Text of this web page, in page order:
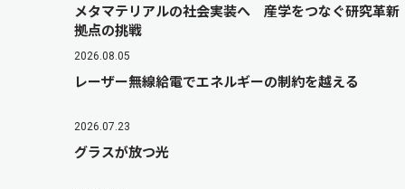
メタマテリアルの社会実装へ 産学をつなぐ研究革新
拠点の挑戦
2026.08.05
レーザー無線給電でエネルギーの制約を越える
2026.07.23
グラスが放つ光